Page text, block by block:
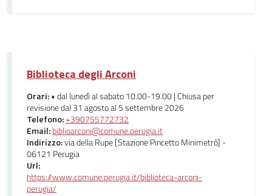
Biblioteca degli Arconi
Orari:• dal lunedì al sabato 10.00-19.00 | Chiusa per
revisione dal 31 agosto al 5 settembre 2026
Telefono:+390755772732
Email:biblioarconi@comune.perugia.it
Indirizzo:via della Rupe [Stazione Pincetto Minimetrò] -
06121 Perugia
Url:
https://www.comune.perugia.it/biblioteca-arconi-
perugia/